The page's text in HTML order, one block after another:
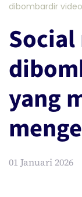
dibombardir
yang
01 Januari 2026